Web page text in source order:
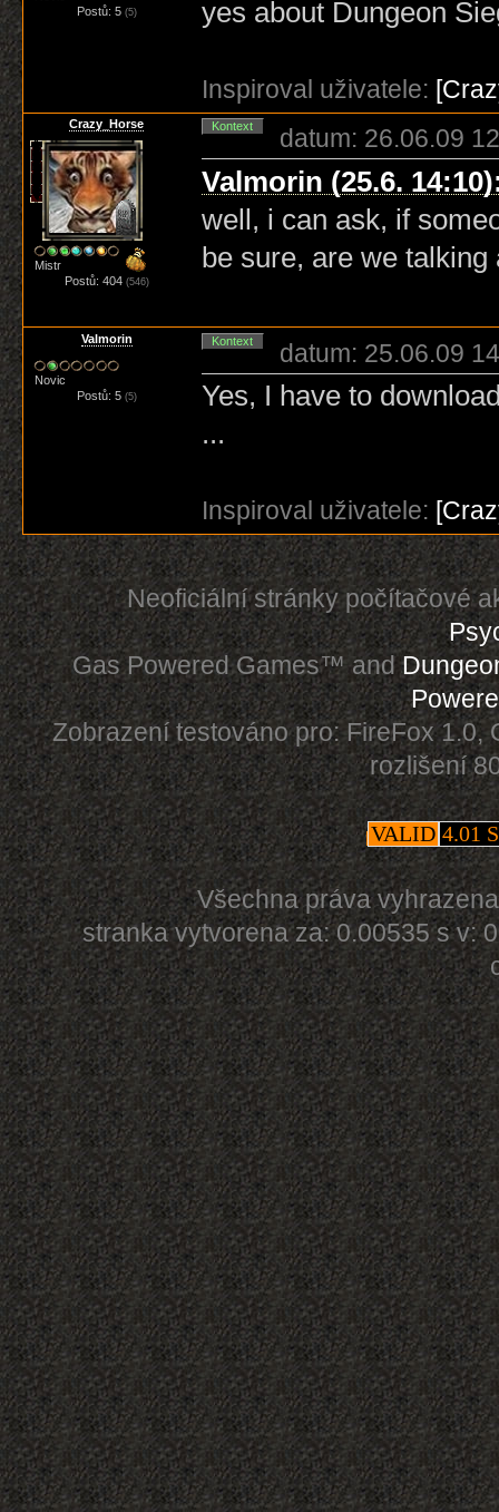
Postů: 5 (5) yes about Dungeon
Inspiroval uživatele:
Crazy_Horse
Mistr
Postů: 404 (546)
Kontext datum: 26.06.09
Valmorin (25.6.
well, i can ask, if
be sure, are we
Valmorin
Novic
Postů: 5 (5)
Kontext datum: 25.06.09
Yes, I have to
...
Inspiroval uživatele:
Neoficiální stránky počítačové
Gas Powered Games™ and
Zobrazení testováno pro: FireFox 1.0,
rozlišení
VALID 4.01
Všechna práva
stranka vytvorena za: 0.00535 s v: